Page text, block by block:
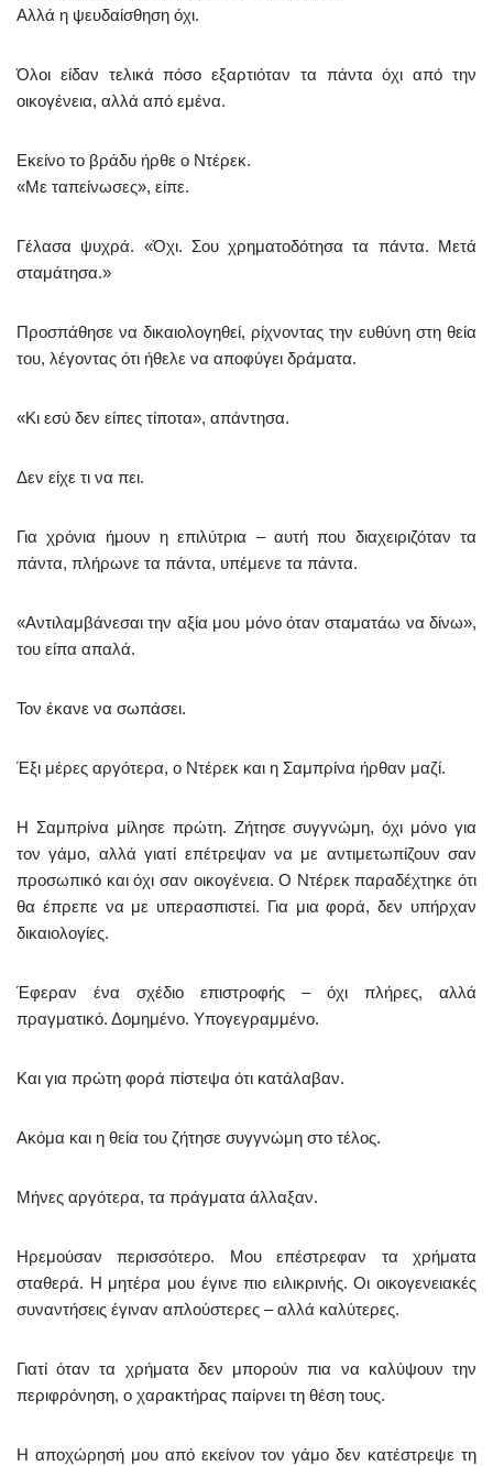
Αλλά η ψευδαίσθηση όχι.
Όλοι είδαν τελικά πόσο εξαρτιόταν τα πάντα όχι από την
οικογένεια, αλλά από εμένα.
Εκείνο το βράδυ ήρθε ο Ντέρεκ.
«Με ταπείνωσες», είπε.
Γέλασα ψυχρά. «Όχι. Σου χρηματοδότησα τα πάντα. Μετά
σταμάτησα.»
Προσπάθησε να δικαιολογηθεί, ρίχνοντας την ευθύνη στη θεία
του, λέγοντας ότι ήθελε να αποφύγει δράματα.
«Κι εσύ δεν είπες τίποτα», απάντησα.
Δεν είχε τι να πει.
Για χρόνια ήμουν η επιλύτρια – αυτή που διαχειριζόταν τα
πάντα, πλήρωνε τα πάντα, υπέμενε τα πάντα.
«Αντιλαμβάνεσαι την αξία μου μόνο όταν σταματάω να δίνω»,
του είπα απαλά.
Τον έκανε να σωπάσει.
Έξι μέρες αργότερα, ο Ντέρεκ και η Σαμπρίνα ήρθαν μαζί.
Η Σαμπρίνα μίλησε πρώτη. Ζήτησε συγγνώμη, όχι μόνο για
τον γάμο, αλλά γιατί επέτρεψαν να με αντιμετωπίζουν σαν
προσωπικό και όχι σαν οικογένεια. Ο Ντέρεκ παραδέχτηκε ότι
θα έπρεπε να με υπερασπιστεί. Για μια φορά, δεν υπήρχαν
δικαιολογίες.
Έφεραν ένα σχέδιο επιστροφής – όχι πλήρες, αλλά
πραγματικό. Δομημένο. Υπογεγραμμένο.
Και για πρώτη φορά πίστεψα ότι κατάλαβαν.
Ακόμα και η θεία του ζήτησε συγγνώμη στο τέλος.
Μήνες αργότερα, τα πράγματα άλλαξαν.
Ηρεμούσαν περισσότερο. Μου επέστρεφαν τα χρήματα
σταθερά. Η μητέρα μου έγινε πιο ειλικρινής. Οι οικογενειακές
συναντήσεις έγιναν απλούστερες – αλλά καλύτερες.
Γιατί όταν τα χρήματα δεν μπορούν πια να καλύψουν την
περιφρόνηση, ο χαρακτήρας παίρνει τη θέση τους.
Η αποχώρησή μου από εκείνον τον γάμο δεν κατέστρεψε τη